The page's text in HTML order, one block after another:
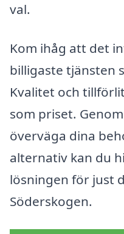
val.
Kom ihåg att det
billigaste tjänsten
Kvalitet och
som priset.
överväga dina
alternativ kan du
lösningen för just
Söderskogen.